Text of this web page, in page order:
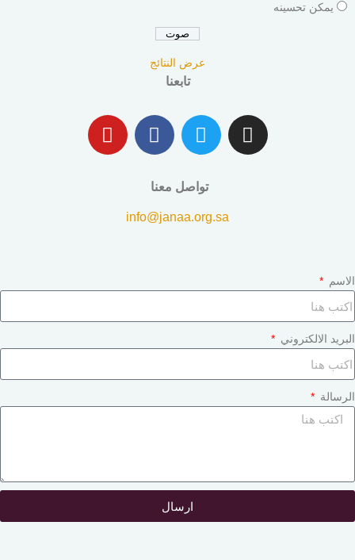
يمكن تحسينه
عرض النتائج
تابعنا
تواصل معنا
info@janaa.org.sa
الالكتروني
ارسال